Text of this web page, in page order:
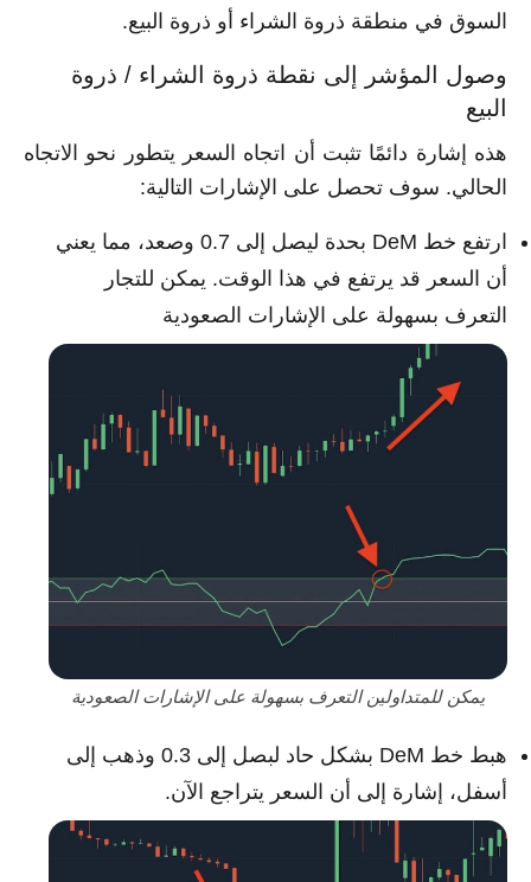
السوق في منطقة ذروة الشراء أو ذروة البيع.
وصول المؤشر إلى نقطة ذروة الشراء / ذروة
البيع
هذه إشارة دائمًا تثبت أن اتجاه السعر يتطور نحو الاتجاه
الحالي. سوف تحصل على الإشارات التالية:
ارتفع خط DeM بحدة ليصل إلى 0.7 وصعد، مما يعني
أن السعر قد يرتفع في هذا الوقت. يمكن للتجار
التعرف بسهولة على الإشارات الصعودية
يمكن للمتداولين التعرف بسهولة على الإشارات الصعودية
هبط خط DeM بشكل حاد لبصل إلى 0.3 وذهب إلى
أسفل، إشارة إلى أن السعر يتراجع الآن.